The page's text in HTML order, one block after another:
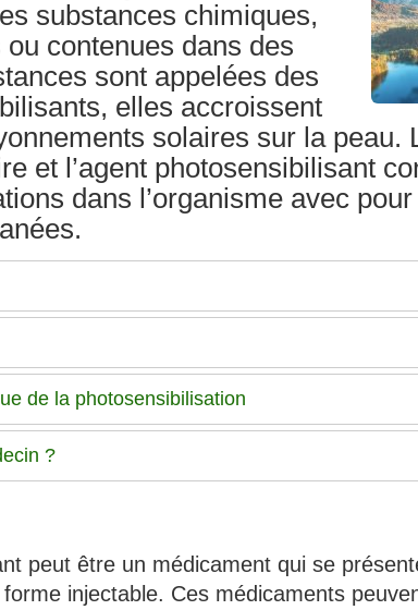
substances chimiques,
contenues dans des
sont appelées des
elles accroissent
solaires sur la peau.
et l’agent photosensibilisant
dans l’organisme avec
de la photosensibilisation
?
peut être un médicament qui se
injectable. Ces médicaments